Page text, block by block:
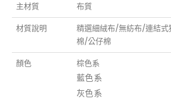
主材質
布質
材質說明
精選細絨布/無紡布/連結
棉/公仔棉
顏色
棕色系
藍色系
灰色系